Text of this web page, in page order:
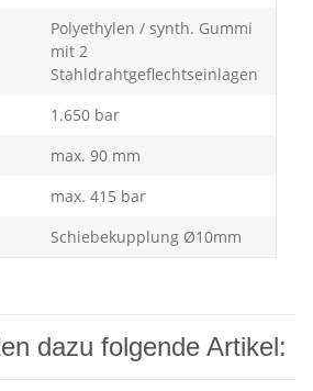
Polyethylen / synth. Gummi
mit 2
Stahldrahtgeflechtseinlagen
1.650 bar
max. 90 mm
max. 415 bar
Schiebekupplung Ø10mm
dazu folgende Artikel: